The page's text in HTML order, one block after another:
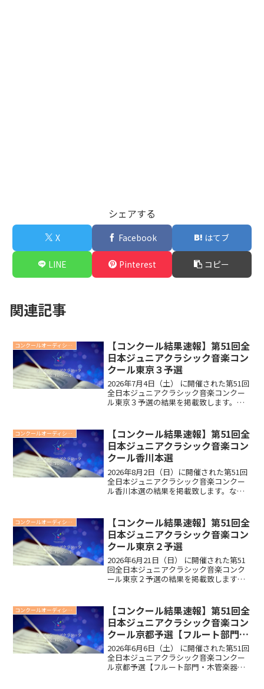
シェアする
X Facebook はてブ
LINE Pinterest コピー
関連記事
コンクールオーディション
【コンクール結果速報】第51回全
日本ジュニアクラシック音楽コン
クール東京３予選
2026年7月4日（土） に開催された第51回
全日本ジュニアクラシック音楽コンクー
ル東京３予選の結果を掲載致します。な
す。※このページは速報の為、後日削除
させていただきます...
コンクールオーディション
【コンクール結果速報】第51回全
日本ジュニアクラシック音楽コン
クール香川本選
2026年8月2日（日）に開催された第51回
全日本ジュニアクラシック音楽コンクー
ル香川本選の結果を掲載致します。なお
このページは速報の為、後日削除させて
いただきます。P...
コンクールオーディション
【コンクール結果速報】第51回全
日本ジュニアクラシック音楽コン
クール東京２予選
2026年6月21日（日） に開催された第51
回全日本ジュニアクラシック音楽コンク
ール東京２予選の結果を掲載致します。
す。※このページは速報の為、後日削除
させていただきま...
コンクールオーディション
【コンクール結果速報】第51回全
日本ジュニアクラシック音楽コン
クール京都予選【フルート部門・
木管楽器部門】
2026年6月6日（土） に開催された第51回
全日本ジュニアクラシック音楽コンクー
ル京都予選【フルート部門・木管楽器部